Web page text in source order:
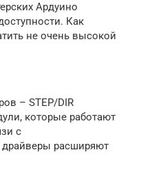
Ардуино
Как
не очень высокой
– STEP/DIR
которые работают
с
драйверы расширяют